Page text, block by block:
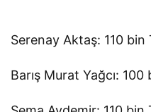
Serenay Aktaş: 110 bin
Barış Murat Yağcı: 100